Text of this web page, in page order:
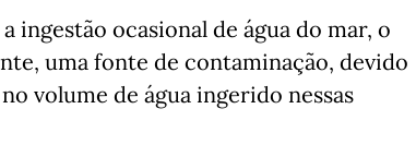
ocasional de água do mar, o
uma fonte de contaminação, devido
volume de água ingerido nessas